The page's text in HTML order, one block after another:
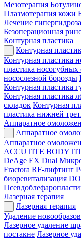
Мезотерапия
Плазмотерапия кожи
Лечение гипергидроза
Безоперационная
Контурная пластика
Контурная
Контурная пластика
пластика носогубных
носослезной борозды
Контурная пластика
Контурная пластика
складок Контурная
пластика нижней
Аппаратное
Аппаратное
Аппаратное
ACCUTITE
DeAge EX Dual
Fractora RF-лифтинг
биоревитализация
Лазерная терапия
Лазерная терапия
Удаление
Лазерное удаление
постакне Лазерное